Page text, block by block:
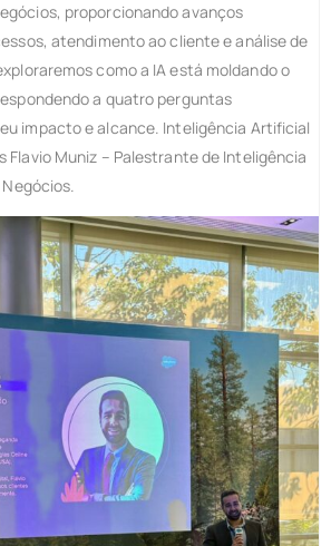
proporcionando avanços
atendimento ao cliente e análise de
como a IA está moldando o
a quatro perguntas
impacto e alcance. Inteligência Artificial
Flavio Muniz – Palestrante de Inteligência